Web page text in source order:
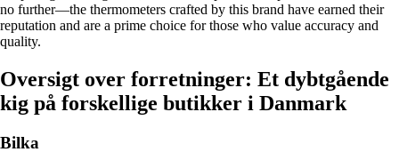
no further—the thermometers crafted by this brand have earned their
reputation and are a prime choice for those who value accuracy and
quality.
Oversigt over forretninger: Et dybtgående
kig på forskellige butikker i Danmark
Bilka